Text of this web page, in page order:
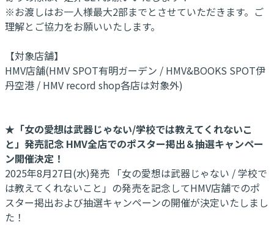
※お渡しはお一人様最大2部までとさせていただきます。ご
理解とご協力をお願いいたします。
【対象店舗】
HMV店舗(HMV SPOT有明ガーデン / HMV&BOOKS SPOT伊
丹空港 / HMV record shop各店は対象外)
★「女の愛想は武器じゃない/学校では教えてくれないこ
と」発売記念 HMV全店でのポスター掲出＆抽選キャンペー
ン開催決定！
2025年8月27日(水)発売 「女の愛想は武器じゃない / 学校で
は教えてくれないこと」の発売を記念してHMV店舗でのポ
スター掲出および抽選キャンペーンの開催が決定いたしまし
た！